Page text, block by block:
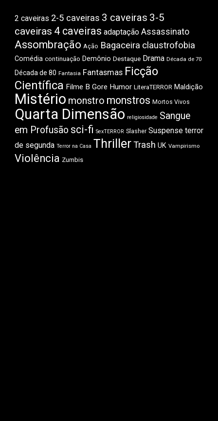
2 caveiras 2-5 caveiras 3 caveiras 3-5
caveiras 4 caveiras adaptação Assassinato
Assombração Ação Bagaceira claustrofobia
Comédia continuação Demônio Destaque Drama Década de 70
Década de 80 Fantasia Fantasmas Ficção
Científica Filme B Gore Humor LiteraTERROR Maldição
Mistério monstro monstros Mortos Vivos
Quarta Dimensão religiosidade Sangue
em Profusão sci-fi SexTERROR Slasher Suspense terror
de segunda Terror na Casa ThrillerTrash UK Vampirismo
Violência Zumbis